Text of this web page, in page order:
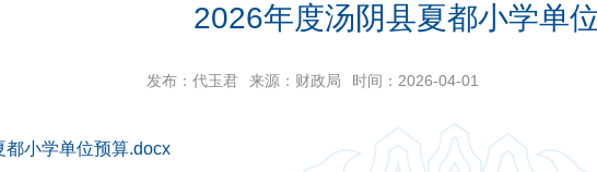
2026年度汤阴县夏都小学单
发布：代玉君 来源：财政局 时间：2026-04-01
都小学单位预算.docx